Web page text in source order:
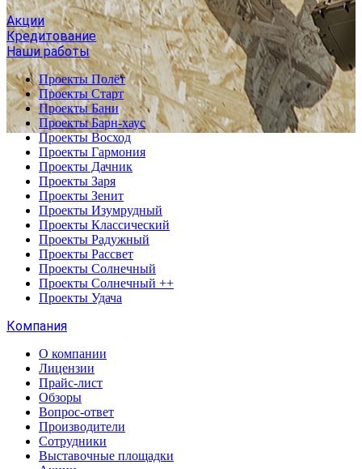
Акции
Кредитование
Наши работы
Проекты Полёт
Проекты Старт
Проекты Бани
Проекты Барн-хаус
Проекты Восход
Проекты Гармония
Проекты Дачник
Проекты Заря
Проекты Зенит
Проекты Изумрудный
Проекты Классический
Проекты Радужный
Проекты Рассвет
Проекты Солнечный
Проекты Солнечный ++
Проекты Удача
Компания
О компании
Лицензии
Прайс-лист
Обзоры
Вопрос-ответ
Производители
Сотрудники
Выставочные площадки